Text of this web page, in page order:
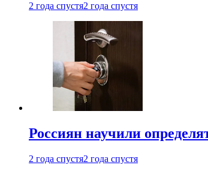
2 года спустя2 года спустя
Россиян научили
2 года спустя2 года спустя